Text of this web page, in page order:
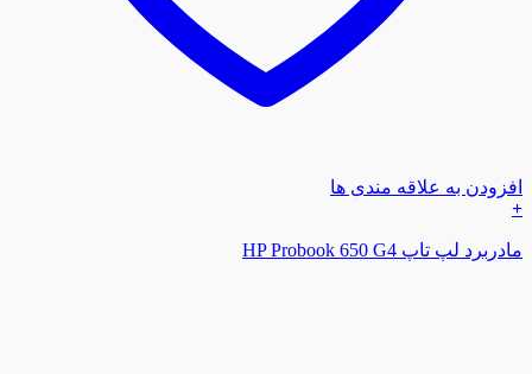
افزودن به علاقه مندی ها
+
مادربرد لپ تاپ HP Probook 650 G4